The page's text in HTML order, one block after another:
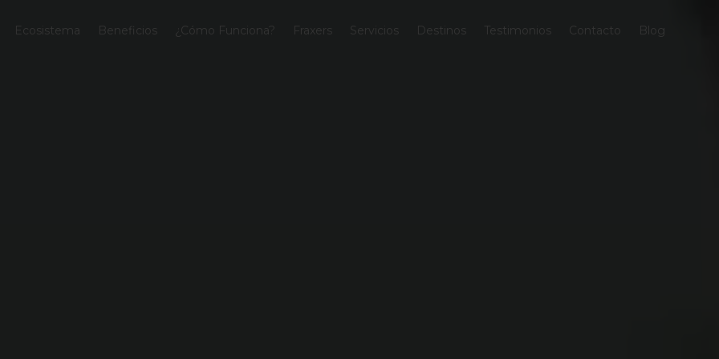
Ecosistema Beneficios ¿Cómo Funciona? Fraxers Servicios Destinos Testimonios Contacto Blog